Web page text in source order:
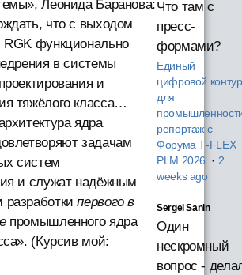
Леонида Баранова:
что с выходом
RGK функционально
в системы
и
тяжёлого класса…
ядра
задачам
систем
и служат надёжным
первого в
промышленного ядра
(Курсив мой:
Что там с
пресс-
формами?
Единый
цифровой контур
для
репортаж с
Форума T‑FLEX
PLM 2026 · 2
weeks ago
Sergei Sanin
Один
нескромный
вопрос -